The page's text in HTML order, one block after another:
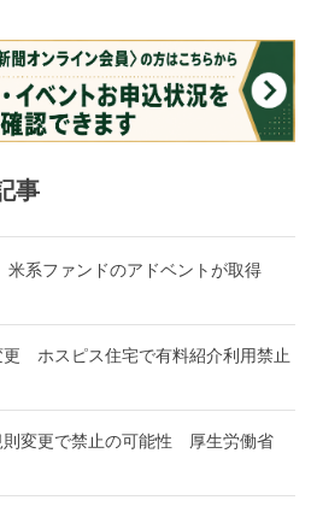
事
系ファンドのアドベントが取得
ホスピス住宅で有料紹介利用禁止
則変更で禁止の可能性 厚生労働省